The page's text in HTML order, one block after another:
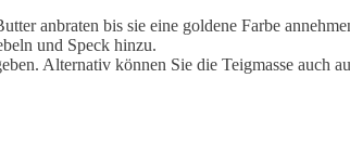
anbraten bis sie eine goldene Farbe
und Speck hinzu.
Alternativ können Sie die Teigmasse auch